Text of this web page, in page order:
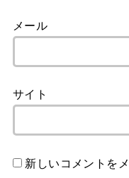
メール
サイト
新しいコメントを